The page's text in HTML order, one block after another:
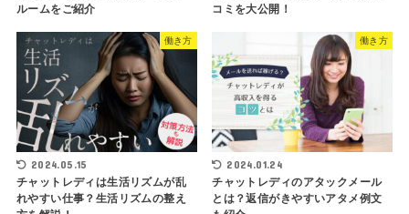
ルームをご紹介
コミを大公開！
働き方
2024.05.15
チャットレディは生活リズムが乱
れやすい仕事？生活リズムの整え
働き方
2024.01.24
チャットレディのアタックメール
とは？返信がきやすいアタメ例文